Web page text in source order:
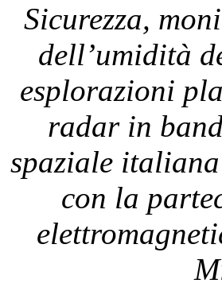
Sicurezza,
dell’umidità
esplorazioni
radar in
spaziale
con la